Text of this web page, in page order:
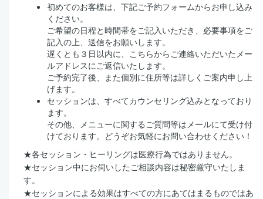
初めてのお客様は、下記ご予約フォームからお申し込み
ください。
ご希望の日程と時間帯をご記入いただき、必要事項をご
記入の上、送信をお願いします。
遅くとも３日以内に、こちらからご連絡いただいたメー
ルアドレスにご返信いたします。
ご予約完了後、また個別に住所等は詳しくご案内申し上
げます。
セッションは、すべてカウンセリング込みとなっており
ます。
その他、メニューに関するご質問等はメールにて受け付
けております。どうぞお気軽にお問い合わせください！
★各セッション・ヒーリングは医療行為ではありません。
★セッション中にお伺いしたご相談内容は秘密厳守いたしま
す。
★セッションによる効果はすべての方にあてはまるものではあ